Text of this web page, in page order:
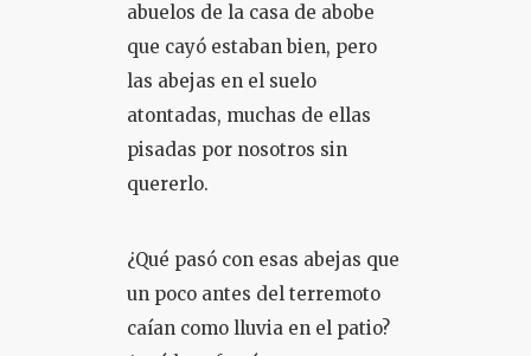
abuelos de la casa de abobe
que cayó estaban bien, pero
las abejas en el suelo
atontadas, muchas de ellas
pisadas por nosotros sin
quererlo.
¿Qué pasó con esas abejas que
un poco antes del terremoto
caían como lluvia en el patio?